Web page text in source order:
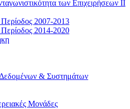
των Επιχειρήσεων ΙΙ
2007-2013
2014-2020
& Συστημάτων
Μονάδες